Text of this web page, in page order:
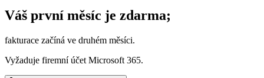
Váš první měsíc je zdarma;
fakturace začíná ve druhém měsíci.
Vyžaduje firemní účet Microsoft 365.